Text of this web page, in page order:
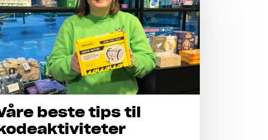
beste tips til